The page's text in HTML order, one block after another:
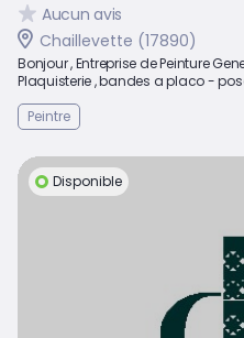
Aucun avis
Chaillevette (17890)
Bonjour , Entreprise de Peinture
Plaquisterie , bandes a placo -
Peintre
Disponible